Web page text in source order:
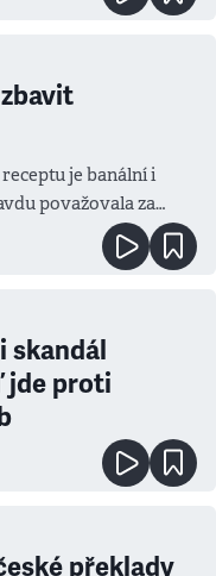
je banální i
považovala za
skandál
jde proti
překlady